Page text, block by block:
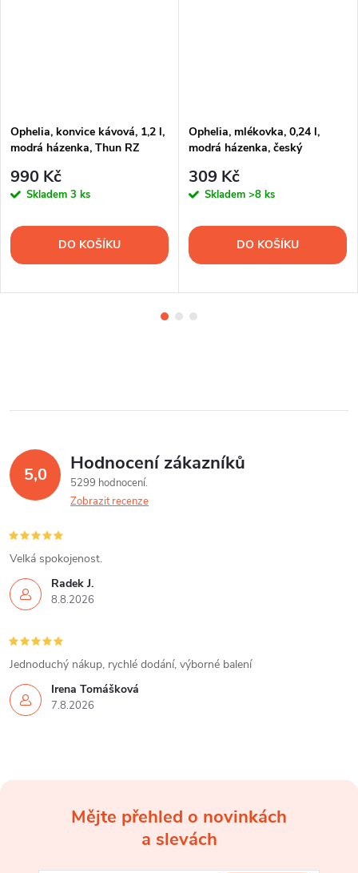
Ophelia, konvice kávová, 1,2 l,
modrá házenka, Thun RZ
990 Kč
Skladem 3 ks
DO KOŠÍKU
Ophelia, mlékovka, 0,24 l,
modrá házenka, český
309 Kč
Skladem >8 ks
DO KOŠÍKU
5,0 Hodnocení zákazníků
5299 hodnocení
Zobrazit recenze
Radek J.
8.8.2026
Velká spokojenost.
Irena Tomášková
7.8.2026
Jednoduchý nákup, rychlé dodání, výborné balení
Mějte přehled o novinkách
a slevách